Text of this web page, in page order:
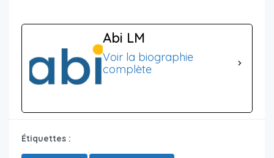
Abi LM
Voir la biographie
complète
Étiquettes :